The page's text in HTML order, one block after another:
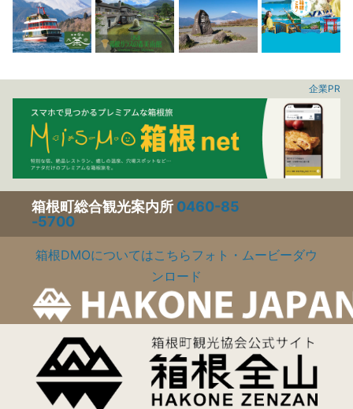
企業PR
箱根町総合観光案内所 0460-85
-5700
箱根DMOについてはこちらフォト・ムービーダウ
ンロード